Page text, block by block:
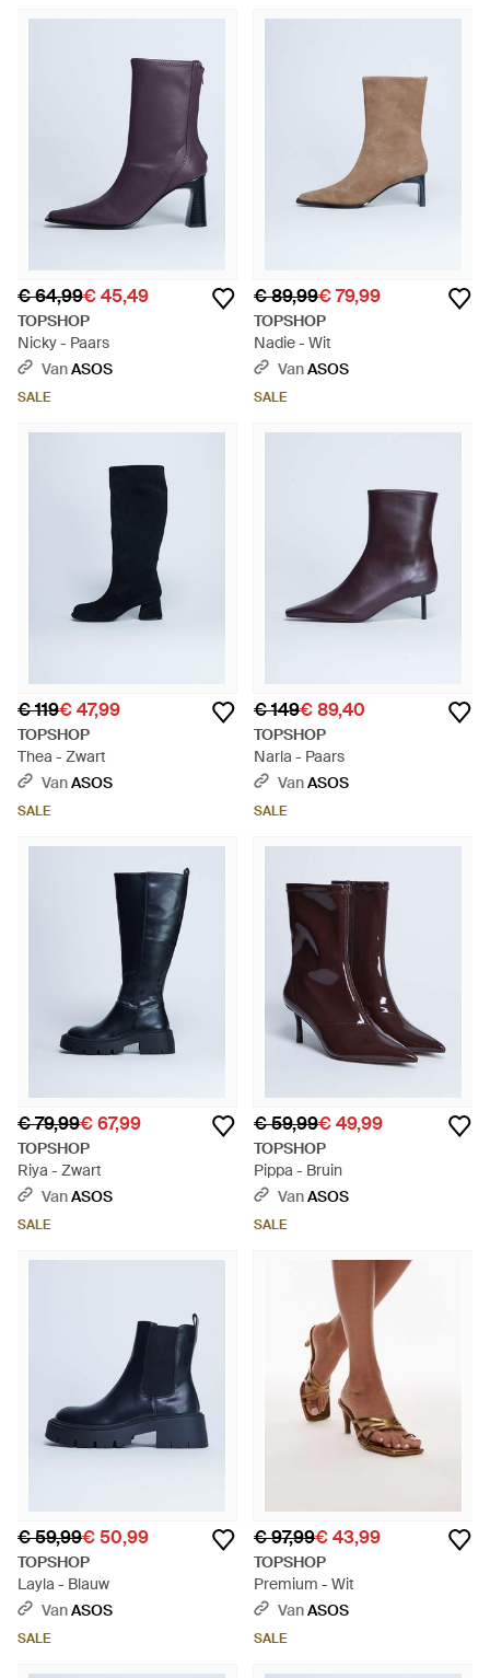
€ 64,99€ 45,49
TOPSHOP
Nicky - Paars
VanASOS
SALE
€ 89,99€ 79,99
TOPSHOP
Nadie - Wit
VanASOS
SALE
€ 119€ 47,99
TOPSHOP
Thea - Zwart
VanASOS
SALE
€ 149€ 89,40
TOPSHOP
Narla - Paars
VanASOS
SALE
€ 79,99€ 67,99
TOPSHOP
Riya - Zwart
VanASOS
SALE
€ 59,99€ 49,99
TOPSHOP
Pippa - Bruin
VanASOS
SALE
€ 59,99€ 50,99
TOPSHOP
Layla - Blauw
VanASOS
SALE
€ 97,99€ 43,99
TOPSHOP
Premium - Wit
VanASOS
SALE